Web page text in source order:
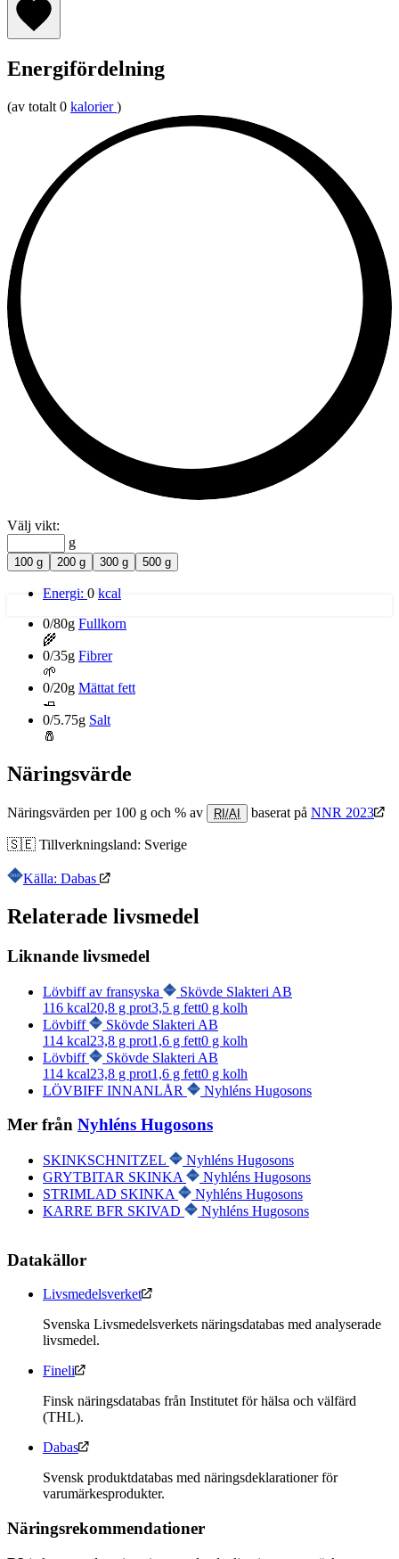
Energifördelning
(av totalt 0 kalorier )
Välj vikt:
g
100 g 200 g 300 g 500 g
Energi: 0 kcal
0/80g Fullkorn
🌾
0/35g Fibrer
🌱
0/20g Mättat fett
🧈
0/5.75g Salt
🧂
Näringsvärde
Näringsvärden per 100 g och % av RI/AI baserat på NNR 2023
🇸🇪 Tillverkningsland: Sverige
Källa: Dabas
Relaterade livsmedel
Liknande livsmedel
Lövbiff av fransyska
Skövde Slakteri AB
116 kcal20,8 g prot3,5 g fett0 g kolh
Lövbiff
Skövde Slakteri AB
114 kcal23,8 g prot1,6 g fett0 g kolh
Lövbiff
Skövde Slakteri AB
114 kcal23,8 g prot1,6 g fett0 g kolh
LÖVBIFF INNANLÅR
Nyhléns Hugosons
Mer från Nyhléns Hugosons
SKINKSCHNITZEL
Nyhléns Hugosons
GRYTBITAR SKINKA
Nyhléns Hugosons
STRIMLAD SKINKA
Nyhléns Hugosons
KARRE BFR SKIVAD
Nyhléns Hugosons
Datakällor
Livsmedelsverket
Svenska Livsmedelsverkets näringsdatabas med analyserade
livsmedel.
Fineli
Finsk näringsdatabas från Institutet för hälsa och välfärd
(THL).
Dabas
Svensk produktdatabas med näringsdeklarationer för
varumärkesprodukter.
Näringsrekommendationer